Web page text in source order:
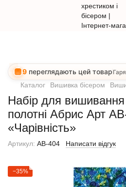
9 переглядають цей товар
Каталог Вишивка бісером
Набір для
полотні Абрис Арт
«Чарівність»
Артикул: AB-404 Написати відгук
−35%